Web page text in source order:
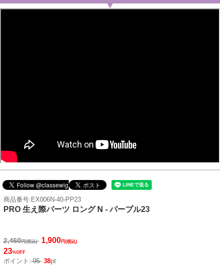
商品番号:EX006N-40-PP23
PRO 生え際パーツ ロング N - パープル23
2,460円(税込) 1,900円(税込)
23%OFF
ポイント:95 38pt